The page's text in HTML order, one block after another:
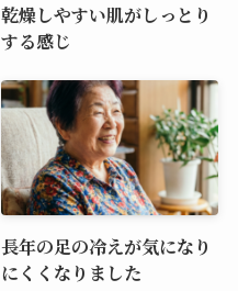
乾燥しやすい肌がしっとり
する感じ
長年の足の冷えが気になり
にくくなりました